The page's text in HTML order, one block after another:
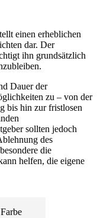
einen erheblichen
dar. Der
ihn grundsätzlich
Dauer der
zu – von der
bis hin zur fristlosen
sollten jedoch
des
die
helfen, die eigene